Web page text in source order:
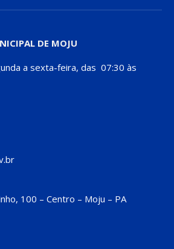
DE MOJU
a sexta-feira, das 07:30 às
100 – Centro – Moju – PA